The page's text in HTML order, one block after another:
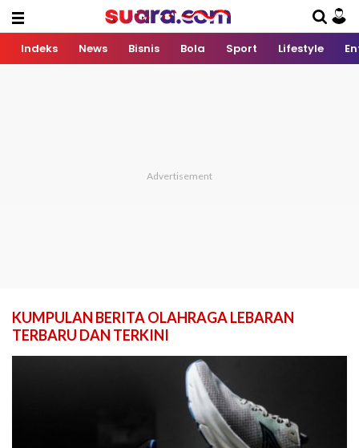
Indeks News Bisnis Bola Sport Lifestyle
KUMPULAN BERITA OLAHRAGA LEBARAN
TERBARU DAN TERKINI